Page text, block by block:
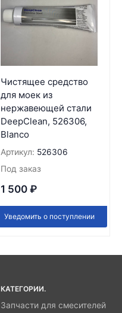
Чистящее средство
для моек из
нержавеющей стали
DeepClean, 526306,
Blanco
Артикул: 526306
Под заказ
1 500 ₽
Уведомить о поступлении
КАТЕГОРИИ.
Запчасти для смесителей